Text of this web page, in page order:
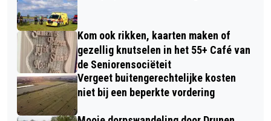
Kom ook rikken, kaarten maken of
gezellig knutselen in het 55+ Café van
de Seniorensociëteit
Vergeet buitengerechtelijke kosten
niet bij een beperkte vordering